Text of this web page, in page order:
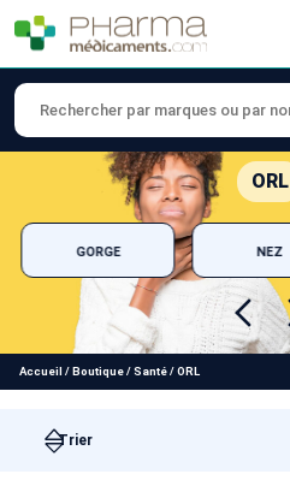
ORL
GORGE NEZ
Accueil / Boutique/Santé/ORL